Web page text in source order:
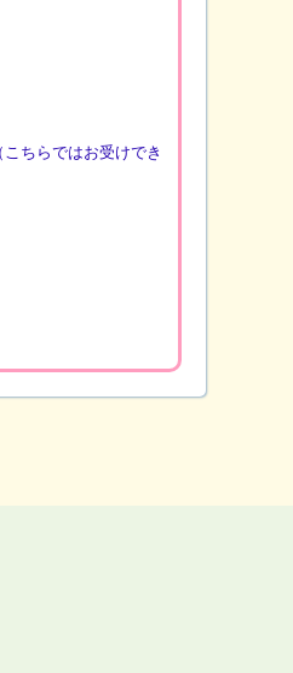
ちらではお受けでき